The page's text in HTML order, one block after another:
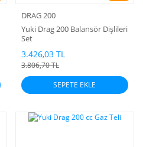
DRAG 200
Yuki Drag 200 Balansör Dişlileri
Set
3.426,03 TL
3.806,70 TL
SEPETE EKLE